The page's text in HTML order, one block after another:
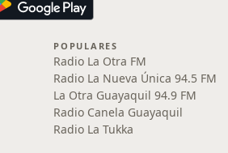
POPULARES
Radio La Otra FM
Radio La Nueva Única 94.5 FM
La Otra Guayaquil 94.9 FM
Radio Canela Guayaquil
Radio La Tukka